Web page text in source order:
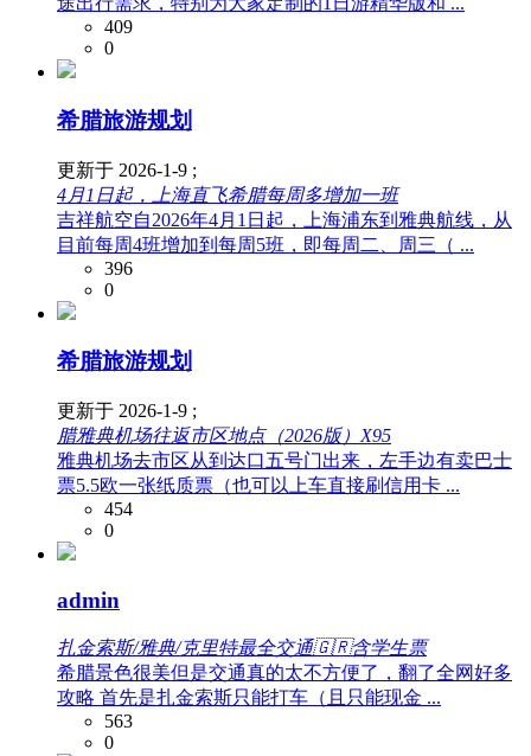
409
0
希腊旅游规划
更新于 2026-1-9 ;
4月1日起，上海直飞希腊每周多增加一班
吉祥航空自2026年4月1日起，上海浦东到雅典航线，从
目前每周4班增加到每周5班，即每周二、周三（ ...
396
0
希腊旅游规划
更新于 2026-1-9 ;
腊雅典机场往返市区地点（2026版）X95
雅典机场去市区从到达口五号门出来，左手边有卖巴士
票5.5欧一张纸质票（也可以上车直接刷信用卡 ...
454
0
admin
扎金索斯/雅典/克里特最全交通🇬🇷含学生票
希腊景色很美但是交通真的太不方便了，翻了全网好多
攻略 首先是扎金索斯只能打车（且只能现金 ...
563
0